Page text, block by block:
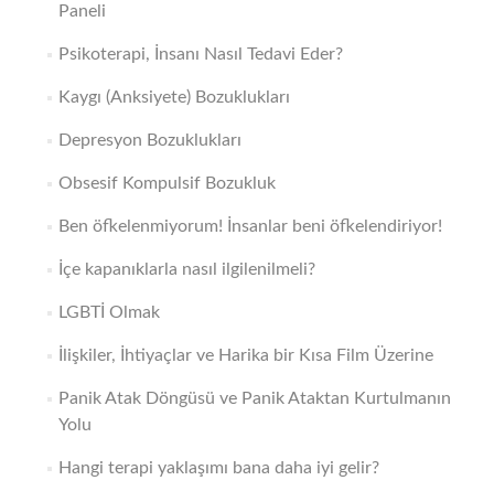
Paneli
Psikoterapi, İnsanı Nasıl Tedavi Eder?
Kaygı (Anksiyete) Bozuklukları
Depresyon Bozuklukları
Obsesif Kompulsif Bozukluk
Ben öfkelenmiyorum! İnsanlar beni öfkelendiriyor!
İçe kapanıklarla nasıl ilgilenilmeli?
LGBTİ Olmak
İlişkiler, İhtiyaçlar ve Harika bir Kısa Film Üzerine
Panik Atak Döngüsü ve Panik Ataktan Kurtulmanın
Yolu
Hangi terapi yaklaşımı bana daha iyi gelir?